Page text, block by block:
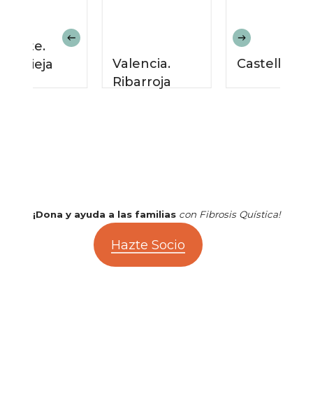
Valencia.
Ribarroja
Castellón
¡Dona y ayuda a las familias con Fibrosis Quística!
Hazte Socio